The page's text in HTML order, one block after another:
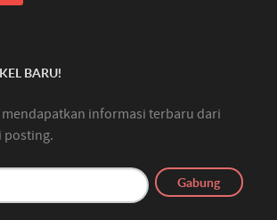
BARU!
informasi terbaru dari
posting.